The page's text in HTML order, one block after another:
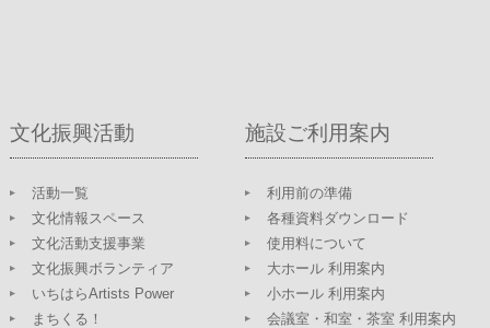
文化振興活動
活動一覧
文化情報スペース
文化活動支援事業
文化振興ボランティア
いちはらArtists Power
まちくる！
施設ご利用案内
利用前の準備
各種資料ダウンロード
使用料について
大ホール 利用案内
小ホール 利用案内
会議室・和室・茶室 利用案内